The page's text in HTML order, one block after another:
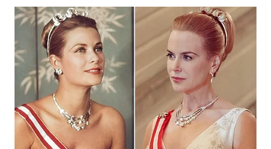
WN
BORNEO
Wahana
Media
WAHANA
NEWS